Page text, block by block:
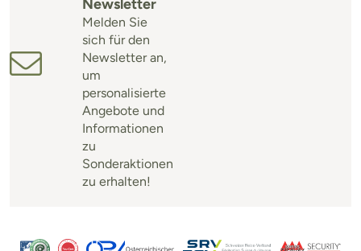
Newsletter
Melden Sie
sich für den
Newsletter an,
um
personalisierte
Angebote und
Informationen
zu
Sonderaktionen
zu erhalten!